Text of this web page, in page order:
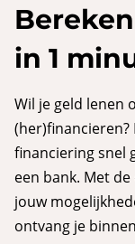
in 1
Wil je geld lenen
(her)financieren?
financiering snel
een bank. Met
jouw
ontvang je